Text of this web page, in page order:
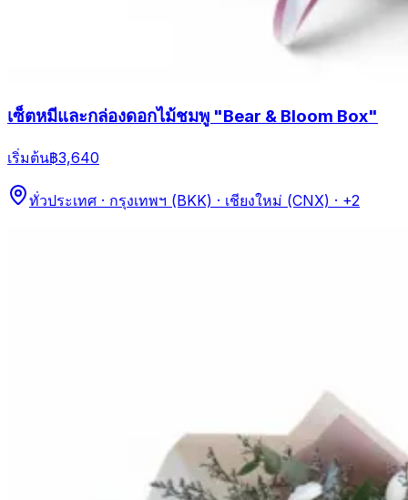
เซ็ตหมีและกล่องดอกไม้ชมพู "Bear & Bloom Box"
เริ่มต้น฿3,640
ทั่วประเทศ · กรุงเทพฯ (BKK) · เชียงใหม่ (CNX) · +2